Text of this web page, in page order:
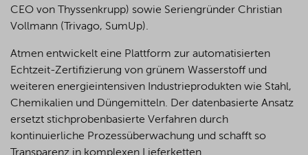
CEO von Thyssenkrupp) sowie Seriengründer Christian
Vollmann (Trivago, SumUp).
Atmen entwickelt eine Plattform zur automatisierten
Echtzeit-Zertifizierung von grünem Wasserstoff und
weiteren energieintensiven Industrieprodukten wie Stahl,
Chemikalien und Düngemitteln. Der datenbasierte Ansatz
ersetzt stichprobenbasierte Verfahren durch
kontinuierliche Prozessüberwachung und schafft so